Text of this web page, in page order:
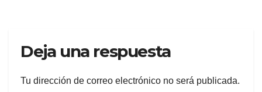
Deja una respuesta
Tu dirección de correo electrónico no será publicada.